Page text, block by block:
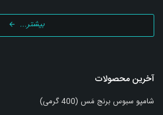
بیشتر...
آخرین محصولات
شامپو سبوس برنج مَس (400 گرمی)